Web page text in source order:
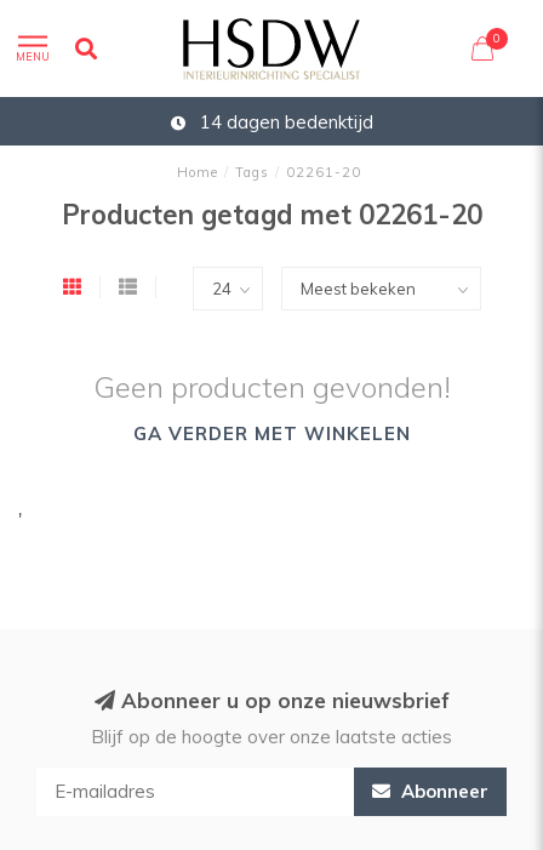
MENU
0
14 dagen bedenktijd
Home / Tags / 02261-20
Producten getagd met 02261-20
Geen producten gevonden!
GA VERDER MET WINKELEN
'
Abonneer u op onze nieuwsbrief
Blijf op de hoogte over onze laatste acties
Abonneer